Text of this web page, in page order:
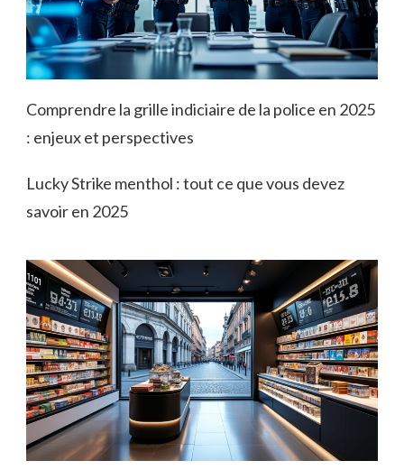
Comprendre la grille indiciaire de la police en 2025
: enjeux et perspectives
Lucky Strike menthol : tout ce que vous devez
savoir en 2025